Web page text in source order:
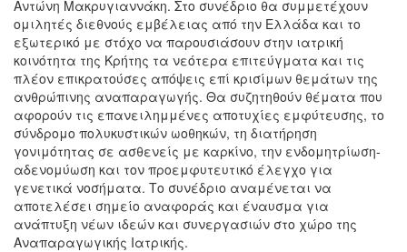
ΠΟΛΗ
Αντώνη Μακρυγιαννάκη. Στο συνέδριο θα συμμετέχουν
ομιλητές διεθνούς εμβέλειας από την Ελλάδα και το
εξωτερικό με στόχο να παρουσιάσουν στην ιατρική
κοινότητα της Κρήτης τα νεότερα επιτεύγματα και τις
πλέον επικρατούσες απόψεις επί κρισίμων θεμάτων της
ανθρώπινης αναπαραγωγής. Θα συζητηθούν θέματα που
αφορούν τις επανειλημμένες αποτυχίες εμφύτευσης, το
σύνδρομο πολυκυστικών ωοθηκών, τη διατήρηση
γονιμότητας σε ασθενείς με καρκίνο, την ενδομητρίωση-
αδενομύωση και τον προεμφυτευτικό έλεγχο για
γενετικά νοσήματα. Το συνέδριο αναμένεται να
αποτελέσει σημείο αναφοράς και έναυσμα για
ανάπτυξη νέων ιδεών και συνεργασιών στο χώρο της
Αναπαραγωγικής Ιατρικής.